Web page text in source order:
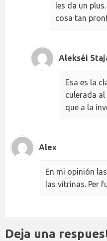
les da un
cosa tan
Alekséi
Esa es la
culerada
que a la
Alex
En mi opinión
las vitrinas. Per
Deja una